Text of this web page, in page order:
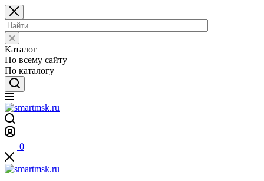
Каталог
По всему сайту
По каталогу
0